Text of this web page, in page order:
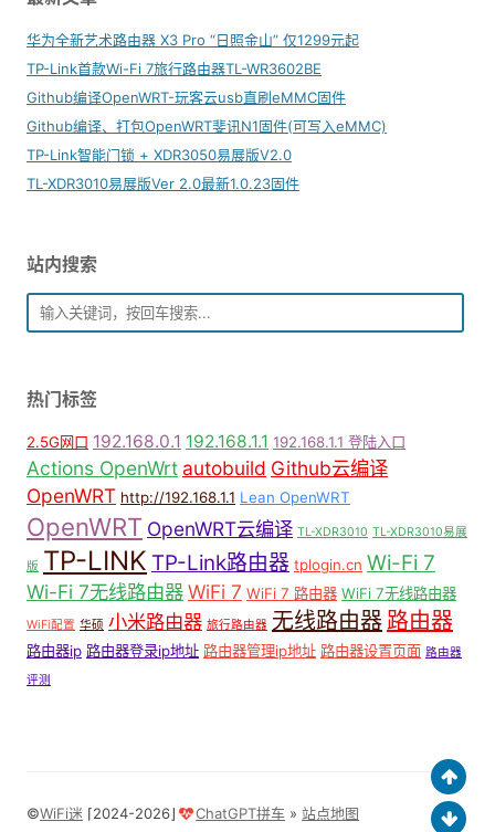
华为全新艺术路由器 X3 Pro “日照金山” 仅1299元起
TP-Link首款Wi-Fi 7旅行路由器TL-WR3602BE
Github编译OpenWRT-玩客云usb直刷eMMC固件
Github编译、打包OpenWRT斐讯N1固件(可写入eMMC)
TP-Link智能门锁 + XDR3050易展版V2.0
TL-XDR3010易展版Ver 2.0最新1.0.23固件
站内搜索
热门标签
2.5G网口 192.168.0.1 192.168.1.1 192.168.1.1 登陆入口
Actions OpenWrt autobuild Github云编译
OpenWRT http://192.168.1.1 Lean OpenWRT
OpenWRT OpenWRT云编译 TL-XDR3010 TL-XDR3010易展
版 TP-LINK TP-Link路由器 tplogin.cn Wi-Fi 7
Wi-Fi 7无线路由器WiFi 7 WiFi 7 路由器 WiFi 7无线路由器
WiFi配置 华硕 小米路由器 旅行路由器 无线路由器路由器
路由器ip 路由器登录ip地址 路由器管理ip地址 路由器设置页面 路由器
评测
©WiFi迷 ⌈2024-2026⌋ ChatGPT拼车 »站点地图